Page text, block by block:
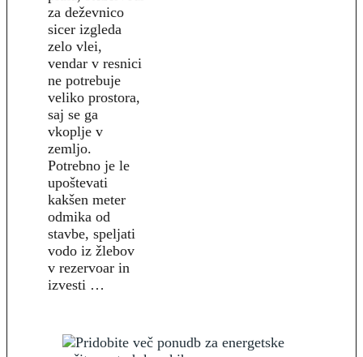
za deževnico
sicer izgleda
zelo vlei,
vendar v resnici
ne potrebuje
veliko prostora,
saj se ga
vkoplje v
zemljo.
Potrebno je le
upoštevati
kakšen meter
odmika od
stavbe, speljati
vodo iz žlebov
v rezervoar in
izvesti …